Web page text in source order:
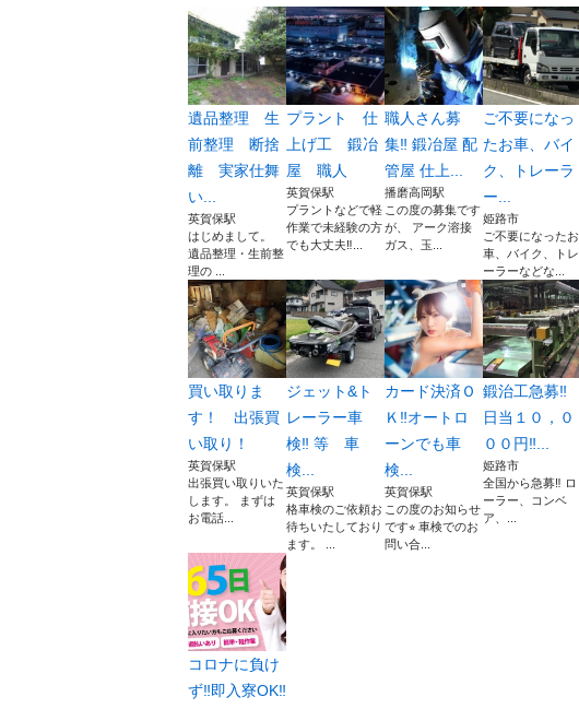
遺品整理 生
前整理 断捨
離 実家仕舞
い...
英賀保駅
はじめまして。
遺品整理・生前整
理の ...
プラント 仕
上げ工 鍛冶
屋 職人
英賀保駅
プラントなどで軽
作業で未経験の方
でも大丈夫‼...
職人さん募
集‼️ 鍛冶屋 配
管屋 仕上...
播磨高岡駅
この度の募集です
が、 アーク溶接
ガス、玉...
ご不要になっ
たお車、バイ
ク、トレーラ
ー...
姫路市
ご不要になったお
車、バイク、トレ
ーラーなどな...
買い取りま
す！ 出張買
い取り！
英賀保駅
出張買い取りいた
します。 まずは
お電話...
ジェット&ト
レーラー車
検‼️ 等 車
検...
英賀保駅
格車検のご依頼お
待ちいたしており
ます。 ...
カード決済Ｏ
Ｋ‼️オートロ
ーンでも車
検...
英賀保駅
この度のお知らせ
です⭐︎ 車検でのお
問い合...
鍛治工急募‼️
日当１０，０
００円‼️...
姫路市
全国から急募‼️ ロ
ーラー、コンベ
ア、...
コロナに負け
ず‼️即入寮OK‼️